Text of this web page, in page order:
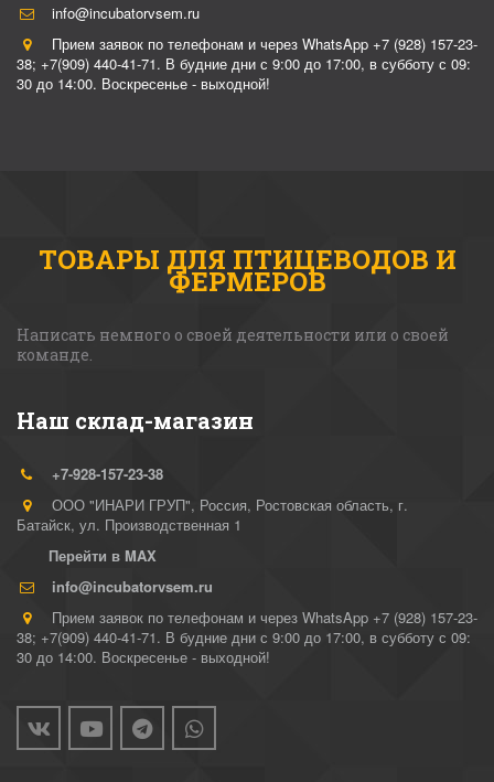
info@incubatorvsem.ru
Прием заявок по телефонам и через WhatsApp +7 (928) 157-23-
38; +7(909) 440-41-71. В будние дни с 9:00 до 17:00, в субботу с 09:
30 до 14:00. Воскресенье - выходной!
ТОВАРЫ ДЛЯ ПТИЦЕВОДОВ И
ФЕРМЕРОВ
Написать немного о своей деятельности или о своей
команде.
Наш склад-магазин
+7-928-157-23-38
ООО "ИНАРИ ГРУП", Россия, Ростовская область, г.
Батайск, ул. Производственная 1
Перейти в MAX
info@incubatorvsem.ru
Прием заявок по телефонам и через WhatsApp +7 (928) 157-23-
38; +7(909) 440-41-71. В будние дни с 9:00 до 17:00, в субботу с 09:
30 до 14:00. Воскресенье - выходной!